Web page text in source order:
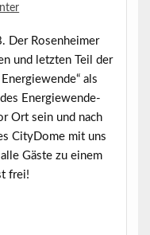
Der Rosenheimer
und letzten Teil der
als
Energiewende-
Ort sein und nach
CityDome mit uns
Gäste zu einem
frei!